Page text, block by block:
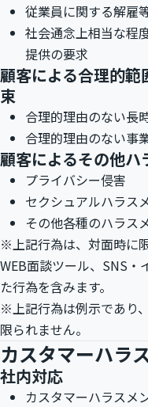
従業員に関する解雇
社会通念上相当な程
提供の要求
顧客による合理的
束
合理的理由のない長
合理的理由のない事
顧客によるその他ハ
プライバシー侵害
セクシュアルハラス
その他各種のハラス
※上記行為は、対面時に
WEB面談ツール、SNS・
た行為を含みます。
※上記行為は例示であり
限られません。
カスタマーハラ
社内対応
カスタマーハラスメ